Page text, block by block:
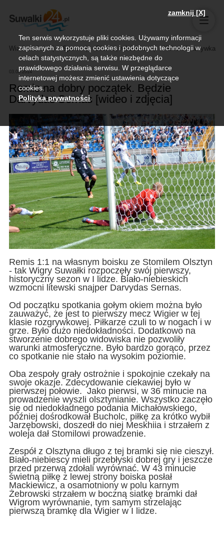
Wiadomości Sport Biznes, rolnictwo Kultura i rozrywka
03.08.2014
Remis na dobry początek. Będzie
Darvydas Sernas [wideo i zdjęcia]
Remis 1:1 na własnym boisku ze Stomilem Olsztyn
- tak Wigry Suwałki rozpoczęły swój pierwszy,
historyczny sezon w I lidze. Biało-niebieskich
wzmocni litewski snajper Darvydas Sernas.
Od początku spotkania gołym okiem można było
zauważyć, że jest to pierwszy mecz Wigier w tej
klasie rozgrywkowej. Piłkarze czuli to w nogach i w
grze. Było dużo niedokładności. Dodatkowo na
stworzenie dobrego widowiska nie pozwoliły
warunki atmosferyczne. Było bardzo gorąco, przez
co spotkanie nie stało na wysokim poziomie.
Oba zespoły grały ostrożnie i spokojnie czekały na
swoje okazje. Zdecydowanie ciekawiej było w
pierwszej połowie. Jako pierwsi, w 36 minucie na
prowadzenie wyszli olsztynianie. Wszystko zaczęło
się od niedokładnego podania Michałowskiego,
później dośrodkował Bucholc, piłkę za krótko wybił
Jarzębowski, doszedł do niej Meskhiia i strzałem z
woleja dał Stomilowi prowadzenie.
Zespół z Olsztyna długo z tej bramki się nie cieszył.
Biało-niebiescy mieli przebłyski dobrej gry i jeszcze
przed przerwą zdołali wyrównać. W 43 minucie
świetną piłkę z lewej strony boiska posłał
Mackiewicz, a osamotniony w polu karnym
Żebrowski strzałem w boczną siatkę bramki dał
Wigrom wyrównanie, tym samym strzelając
pierwszą bramkę dla Wigier w I lidze.
zamknij [X]
Ten serwis wykorzystuje pliki cookies. Używamy informacji
zapisanych za pomocą cookies i podobnych technologii w
celach statystycznych, są także niezbędne do
prawidłowego działania serwisu. W przeglądarce
internetowej możesz zmienić ustawienia dotyczące
cookies.
Polityka prywatności.